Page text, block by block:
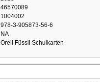
46570089
1004002
978-3-905873-56-6
NA
Orell Füssli Schulkarten